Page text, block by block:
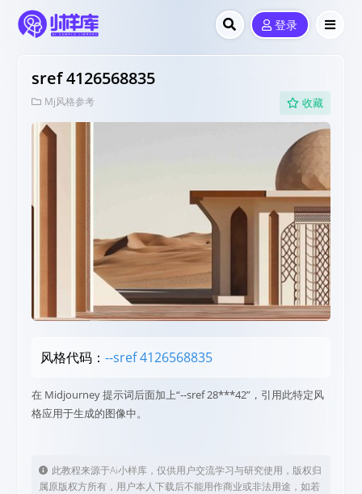
登录
sref 4126568835
Mj风格参考 收藏
风格代码：--sref 4126568835
在 Midjourney 提示词后面加上“--sref 28***42”，引用此特定风
格应用于生成的图像中。
此教程来源于Ai小样库，仅供用户交流学习与研究使用，版权归
属原版权方所有，用户本人下载后不能用作商业或非法用途，如若